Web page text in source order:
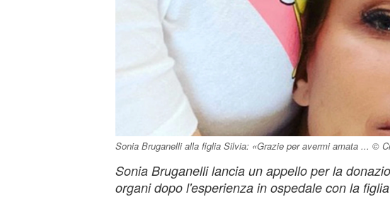
Sonia Bruganelli alla figlia Silvia: «Grazie per avermi amata ... ©
Sonia Bruganelli lancia un appello per la
organi dopo l'esperienza in ospedale con la figlia